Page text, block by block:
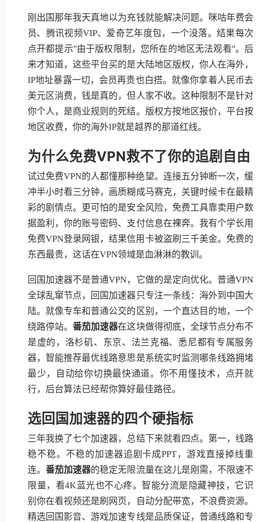
刚出国那年我天真地以为充钱就能解决问题。咪咕年费会
员、腾讯视频VIP、爱奇艺年度包，一个没落。结果每次
点开都提示"由于版权限制，您所在的地区无法观看"。后
来才知道，这些平台买的是大陆地区版权，你人在海外，
IP地址暴露一切，会员再贵也白搭。就像你拿着人民币去
美元区消费，钱是真的，但人家不收。这种限制不是针对
你个人，是商业规则的死结。版权方按地区报价，平台按
地区收费，你的海外IP就是越界的那道红线。
为什么免费VPN救不了你的追剧自由
试过免费VPN的人都懂那种绝望。连接五分钟断一次，缓
冲半小时看三分钟，画质糊成马赛克，关键时候卡在最精
彩的剧情点。更可怕的是安全风险，免费工具靠卖用户数
据盈利，你的账号密码、支付信息在裸奔。我有个学长用
免费VPN登录网银，结果信用卡被盗刷三千美金。免费的
东西最贵，这话在VPN领域是血淋淋的教训。
回国加速器不是普通VPN，它做的是定向优化。普通VPN
全球乱窜节点，回国加速器只专注一条线：海外到中国大
陆。就像专车和普通公交的区别，一个直达目的地，一个
绕路停站。番茄加速器在这块做得彻底，全球节点分布不
是虚的，洛杉矶、东京、法兰克福、悉尼都有专属服务
器，智能推荐最优线路意思是系统实时监测哪条线路拥堵
最少，自动给你切换最快通道。你不用懂技术，点开就
行，后台算法已经帮你算好最佳路径。
选回国加速器的四个硬指标
三年我换了七个加速器，总结下来就看四点。第一，线路
稳不稳。不稳的加速器追剧卡成PPT，游戏直接掉线重
连。番茄加速器的稳定无限流量在这儿是刚需，不限速不
限量，看4K蓝光也不心疼。智能分流是隐藏神技，它识
别你在看视频还是刷网页，自动分配带宽，不浪费资源。
精选回国影音、游戏加速专线是品质保证，普通线路和专